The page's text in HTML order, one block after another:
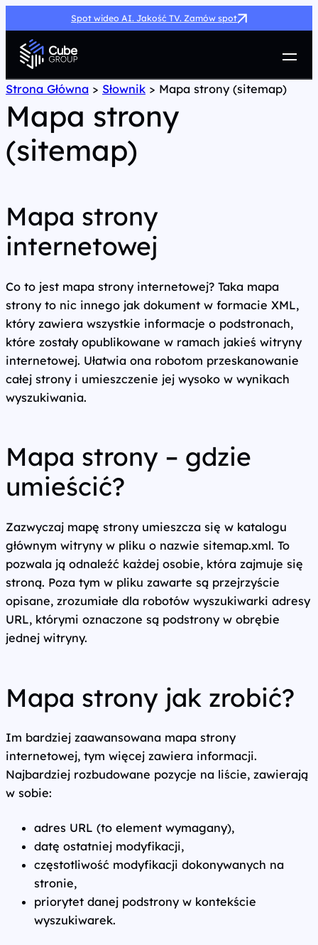
Spot wideo AI. Jakość TV. Zamów spot
Usługi
Jak możemy pomóc
Case Study
Marketing Hub
Kontakt
Strona Główna > Słownik > Mapa strony (sitemap)
Mapa strony
(sitemap)
Mapa strony
internetowej
Co to jest mapa strony internetowej? Taka mapa
strony to nic innego jak dokument w formacie XML,
który zawiera wszystkie informacje o podstronach,
które zostały opublikowane w ramach jakieś witryny
internetowej. Ułatwia ona robotom przeskanowanie
całej strony i umieszczenie jej wysoko w wynikach
wyszukiwania.
Mapa strony – gdzie
umieścić?
Zazwyczaj mapę strony umieszcza się w katalogu
głównym witryny w pliku o nazwie sitemap.xml. To
pozwala ją odnaleźć każdej osobie, która zajmuje się
stroną. Poza tym w pliku zawarte są przejrzyście
opisane, zrozumiałe dla robotów wyszukiwarki adresy
URL, którymi oznaczone są podstrony w obrębie
jednej witryny.
Mapa strony jak zrobić?
Im bardziej zaawansowana mapa strony
internetowej, tym więcej zawiera informacji.
Najbardziej rozbudowane pozycje na liście, zawierają
w sobie:
adres URL (to element wymagany),
datę ostatniej modyfikacji,
częstotliwość modyfikacji dokonywanych na
stronie,
priorytet danej podstrony w kontekście
wyszukiwarek.